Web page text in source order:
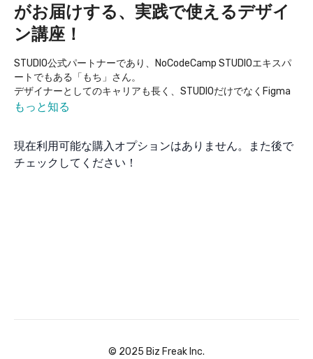
がお届けする、実践で使えるデザイ
ン講座！
STUDIO公式パートナーであり、NoCodeCamp STUDIOエキスパ
ートでもある「もち」さん。
デザイナーとしてのキャリアも長く、STUDIOだけでなくFigma
やあらゆるツールを使われます。
デザインの基本から、ちょっとしたTipsまでをお届け。
このセミナーを見れば、デザイナー目線でのノーコードをちょっ
もっと知る
現在利用可能な購入オプションはありません。また後で
チェックしてください！
©︎ 2025 Biz Freak Inc.